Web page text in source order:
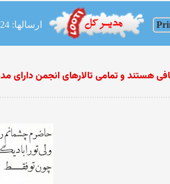
ارسالها: 9924
هستند و تمامی تالارهای انجمن دارای